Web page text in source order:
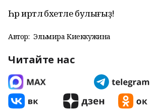
Һәр иртәлә бәхетле булығыҙ!
Автор: Эльмира Киеккужина
Читайте нас